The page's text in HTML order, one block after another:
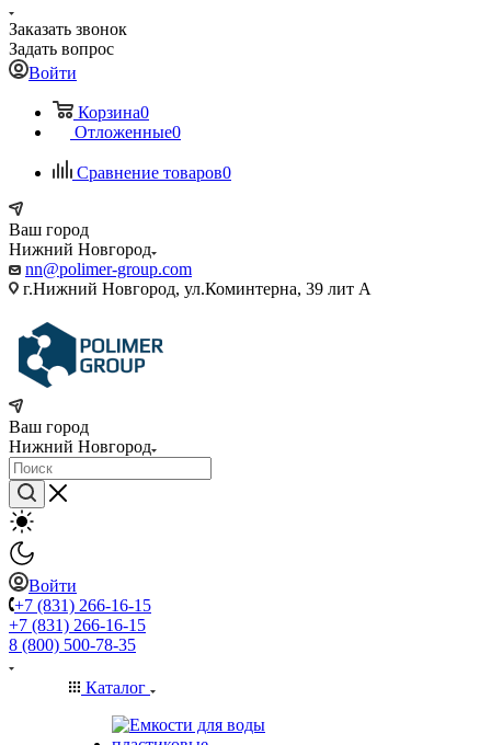
Заказать звонок
Задать вопрос
Войти
Корзина0
Отложенные0
Сравнение товаров0
Ваш город
Нижний Новгород
nn@polimer-group.com
г.Нижний Новгород, ул.Коминтерна, 39 лит А
Ваш город
Нижний Новгород
Войти
+7 (831) 266-16-15
+7 (831) 266-16-15
8 (800) 500-78-35
Каталог